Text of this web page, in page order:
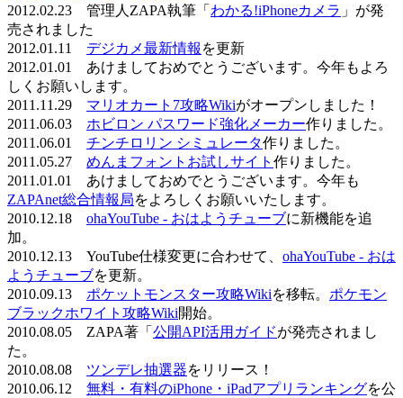
2012.02.23 管理人ZAPA執筆「 わかる!iPhoneカメラ 」が発
売されました
2012.01.11 デジカメ最新情報 を更新
2012.01.01 あけましておめでとうございます。今年もよろ
しくお願いします。
2011.11.29 マリオカート7攻略Wikiがオープンしました！
2011.06.03 ホビロン パスワード強化メーカー作りました。
2011.06.01 チンチロリン シミュレータ作りました。
2011.05.27 めんまフォントお試しサイト 作りました。
2011.01.01 あけましておめでとうございます。今年も
ZAPAnet総合情報局をよろしくお願いいたします。
2010.12.18 ohaYouTube - おはようチューブに新機能を追
加。
2010.12.13 YouTube仕様変更に合わせて、 ohaYouTube - おは
ようチューブを更新。
2010.09.13 ポケットモンスター攻略Wikiを移転。 ポケモン
ブラックホワイト攻略Wiki開始。
2010.08.05 ZAPA著「 公開API活用ガイドが発売されまし
た。
2010.08.08 ツンデレ抽選器をリリース！
2010.06.12 無料・有料のiPhone・iPadアプリランキングを公